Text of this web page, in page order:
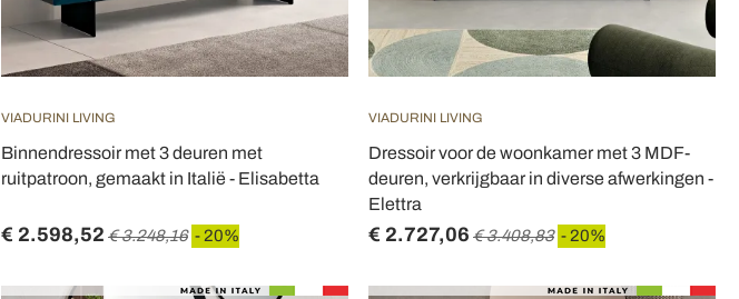
VIADURINI LIVING
Binnendressoir met 3 deuren met
ruitpatroon, gemaakt in Italië - Elisabetta
€ 2.598,52 € 3.248,16 - 20%
VIADURINI LIVING
Dressoir voor de woonkamer met 3 MDF-
deuren, verkrijgbaar in diverse afwerkingen -
Elettra
€ 2.727,06 € 3.408,83 - 20%